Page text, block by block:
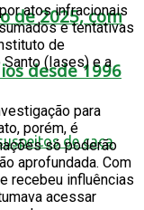
de 2025, com
desde 1996
atos infracionais
e tentativas
de
(Iases) e a
para
porém, é
só poderão
aprofundada. Com
recebeu influências
acessar